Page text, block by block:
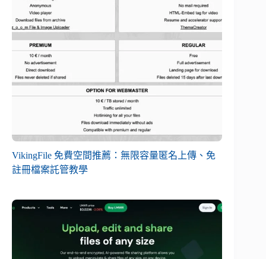
VikingFile 免費空間推薦：無限容量匿名上傳、免
註冊檔案託管教學